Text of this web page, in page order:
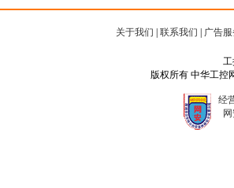
关于我们 联系我们 广告
工
版权所有 中华工控
经